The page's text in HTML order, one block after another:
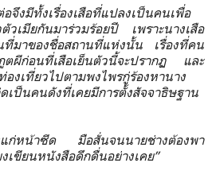
อจึงมีทั้งเรื่องเสือที่แปลงเป็นคนเพื่อ
วเมียกันมาร่วมร้อยปี เพราะนางเสือ
ที่มาของชื่อสถานที่แห่งนั้น เรื่องที่คน
ตผีก่อนที่เสือเย็นตัวนี้จะปรากฏ และ
องเที่ยวไปตามพงไพรกู่ร้องหานาง
เป็นคนดังที่เคยมีการตั้งสัจจาธิษฐาน
แก่หน้าซีด มือสั่นจนนายช่างต้องพา
เขียนหนังสือดึกดื่นอย่างเคย”